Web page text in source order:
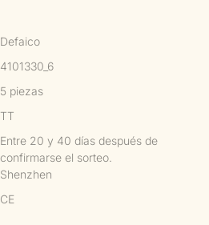
Defaico
4101330_6
5 piezas
TT
Entre 20 y 40 días después de
confirmarse el sorteo.
Shenzhen
CE